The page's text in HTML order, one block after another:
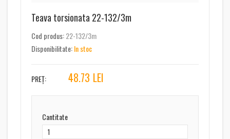
Teava torsionata 22-132/3m
Cod produs:22-132/3m
Disponibilitate:In stoc
PREȚ: 48.73 LEI
Cantitate